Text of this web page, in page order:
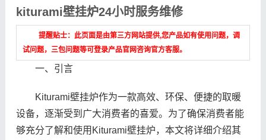
kiturami壁挂炉24小时服务维修
提醒贴士：此页面是由第三方网站提供,您产品如有使用问题，调
试问题，三包问题等可登录产品官网咨询官方客服。
一、引言
Kiturami壁挂炉作为一款高效、环保、便捷的取暖
设备，逐渐受到广大消费者的喜爱。为了确保消费者能
够充分了解和使用Kiturami壁挂炉，本文将详细介绍其